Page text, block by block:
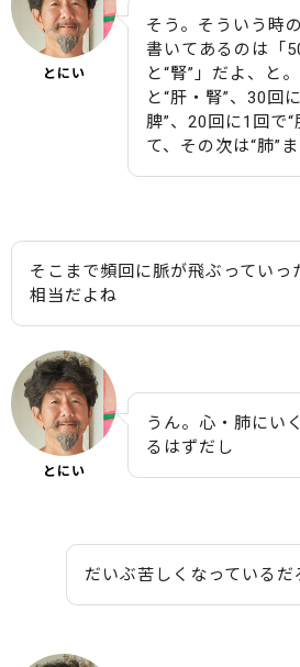
とにい
そう。そういう時
書いてあるのは「
と“腎”」だよ、と
と“肝・腎”、30回
脾”、20回に1回で
て、その次は“肺”
そこまで頻回に脈が飛ぶっていっ
相当だよね
とにい
うん。心・肺にい
るはずだし
だいぶ苦しくなっているだ